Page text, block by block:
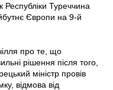
Республіки Туреччина
Європи на 9-й
про те, що
рішення після того,
міністр провів
відмова від